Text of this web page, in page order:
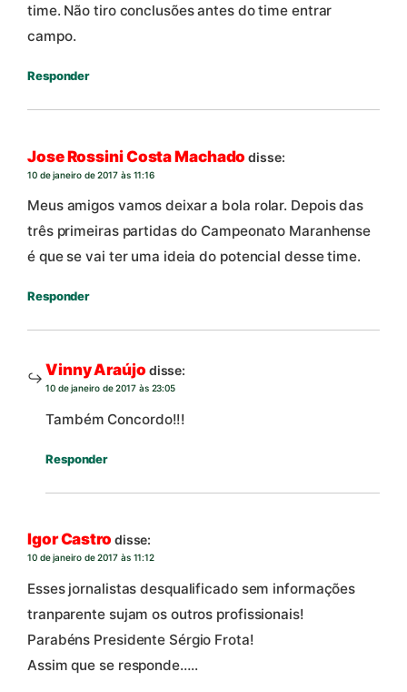
time. Não tiro conclusões antes do time entrar
campo.
Responder
Jose Rossini Costa Machado disse:
10 de janeiro de 2017 às 11:16
Meus amigos vamos deixar a bola rolar. Depois das
três primeiras partidas do Campeonato Maranhense
é que se vai ter uma ideia do potencial desse time.
Responder
Vinny Araújo disse:
10 de janeiro de 2017 às 23:05
Também Concordo!!!
Responder
Igor Castro disse:
10 de janeiro de 2017 às 11:12
Esses jornalistas desqualificado sem informações
tranparente sujam os outros profissionais!
Parabéns Presidente Sérgio Frota!
Assim que se responde…..